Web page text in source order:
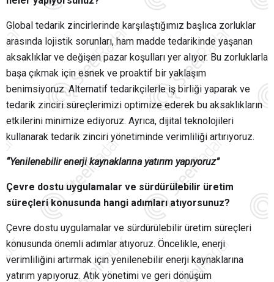
Global tedarik zincirlerinde karşılaştığımız başlıca zorluklar
arasında lojistik sorunları, ham madde tedarikinde yaşanan
aksaklıklar ve değişen pazar koşulları yer alıyor. Bu zorluklarla
başa çıkmak için esnek ve proaktif bir yaklaşım
benimsiyoruz. Alternatif tedarikçilerle iş birliği yaparak ve
tedarik zinciri süreçlerimizi optimize ederek bu aksaklıkların
etkilerini minimize ediyoruz. Ayrıca, dijital teknolojileri
kullanarak tedarik zinciri yönetiminde verimliliği artırıyoruz.
“Yenilenebilir enerji kaynaklarına yatırım yapıyoruz”
Çevre dostu uygulamalar ve sürdürülebilir üretim
süreçleri konusunda hangi adımları atıyorsunuz?
Çevre dostu uygulamalar ve sürdürülebilir üretim süreçleri
konusunda önemli adımlar atıyoruz. Öncelikle, enerji
verimliliğini artırmak için yenilenebilir enerji kaynaklarına
yatırım yapıyoruz. Atık yönetimi ve geri dönüşüm